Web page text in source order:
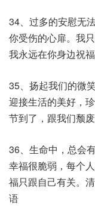
34、过多的安慰无
你受伤的心扉。我
我永远在你身边祝
35、扬起我们的微
迎接生活的美好，
节到了，跟我们颓
36、生命中，总会
幸福很脆弱，每个
福只跟自己有关。
语